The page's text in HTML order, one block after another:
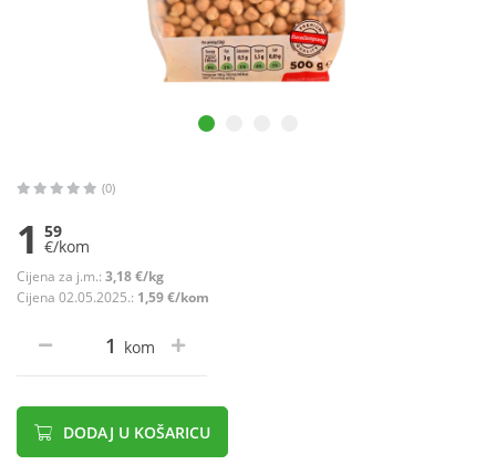
(0)
1 59
€/kom
Cijena za j.m.: 3,18 €/kg
Cijena 02.05.2025.: 1,59 €/kom
kom
DODAJ U KOŠARICU